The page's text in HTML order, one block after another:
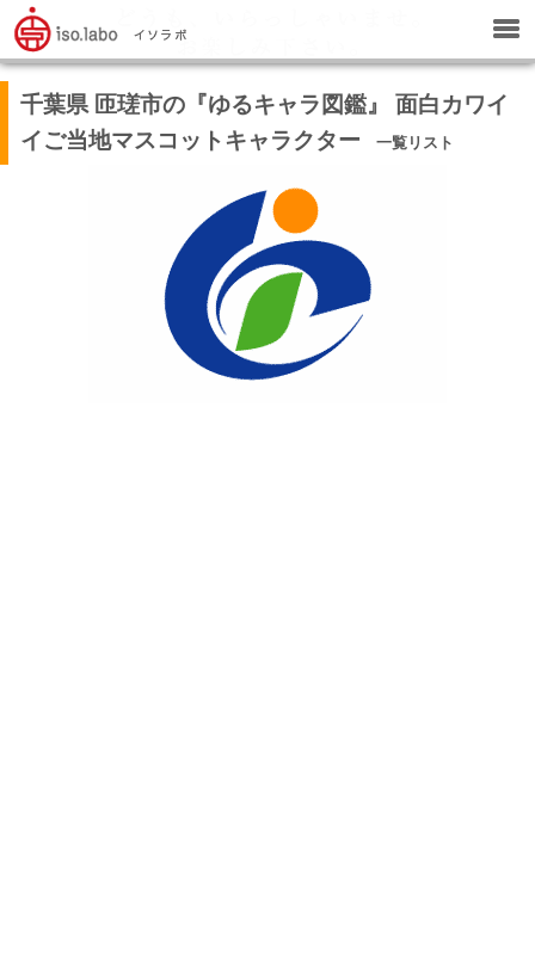
千葉県 匝瑳市の『ゆるキャラ図鑑』 面白カワイ
イご当地マスコットキャラクター
一覧リスト